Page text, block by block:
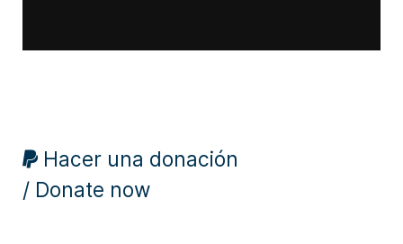
Hacer una donación
/ Donate now